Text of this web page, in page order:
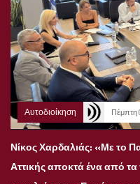
Αυτοδιοίκηση Πέμπτη
Νίκος Χαρδαλιάς: «Με το
Αττικής αποκτά ένα από